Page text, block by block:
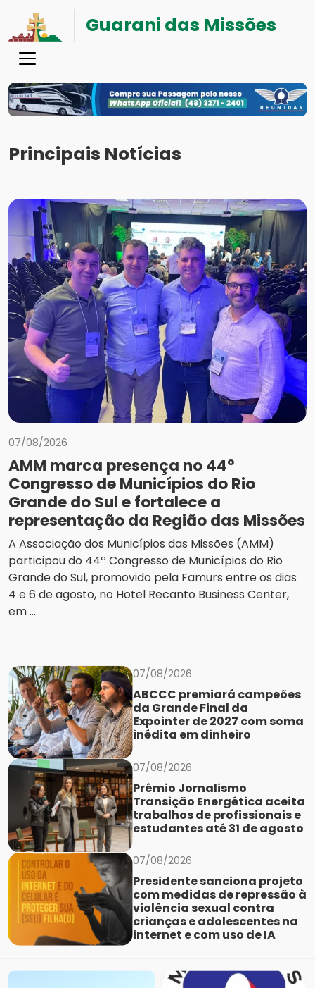
Guarani das Missões
Principais Notícias
07/08/2026
AMM marca presença no 44º
Congresso de Municípios do Rio
Grande do Sul e fortalece a
representação da Região das Missões
A Associação dos Municípios das Missões (AMM)
participou do 44º Congresso de Municípios do Rio
Grande do Sul, promovido pela Famurs entre os dias
4 e 6 de agosto, no Hotel Recanto Business Center,
em ...
07/08/2026
ABCCC premiará campeões
da Grande Final da
Expointer de 2027 com soma
inédita em dinheiro
07/08/2026
Prêmio Jornalismo
Transição Energética aceita
trabalhos de profissionais e
estudantes até 31 de agosto
07/08/2026
Presidente sanciona projeto
com medidas de repressão à
violência sexual contra
crianças e adolescentes na
internet e com uso de IA